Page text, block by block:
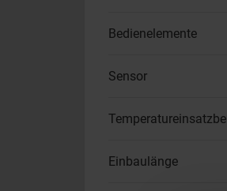
Bedienelemente
Sensor
Einbaulänge